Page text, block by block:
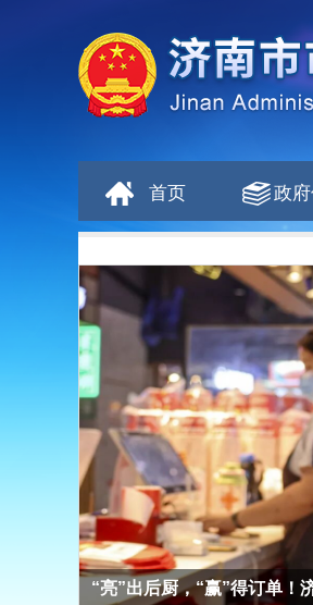
首页 政
“亮”出后厨，“赢”得订单！